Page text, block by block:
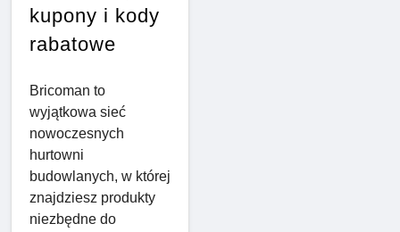
kupony i kody
rabatowe
Bricoman to
wyjątkowa sieć
nowoczesnych
hurtowni
budowlanych, w której
znajdziesz produkty
niezbędne do